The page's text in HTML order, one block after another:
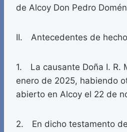
de Alcoy Don Pedro
II. Antecedentes de
1. La causante Doña I. R.
enero de 2025, habiendo
abierto en Alcoy el 22 de
2. En dicho testamento